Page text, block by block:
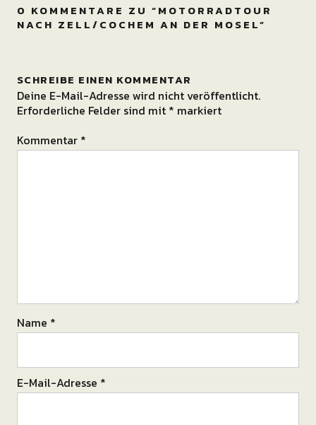
0 KOMMENTARE ZU “MOTORRADTOUR
NACH ZELL/COCHEM AN DER MOSEL”
SCHREIBE EINEN KOMMENTAR
Deine E-Mail-Adresse wird nicht veröffentlicht.
Erforderliche Felder sind mit * markiert
Kommentar *
Name *
E-Mail-Adresse *